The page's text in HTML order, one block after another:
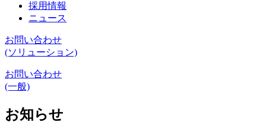
採用情報
ニュース
お問い合わせ
(ソリューション)
お問い合わせ
(一般)
お知らせ